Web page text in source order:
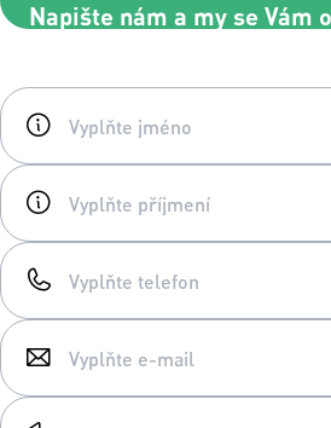
Napište nám a my se Vám